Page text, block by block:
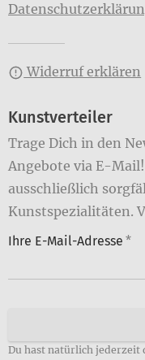
Widerruf erklären
Kunstverteiler
Trage Dich in den
Angebote via E-
ausschließlich
Kunstspezialitäten.
Ihre E-Mail-Adresse *
Du hast natürlich jederzeit